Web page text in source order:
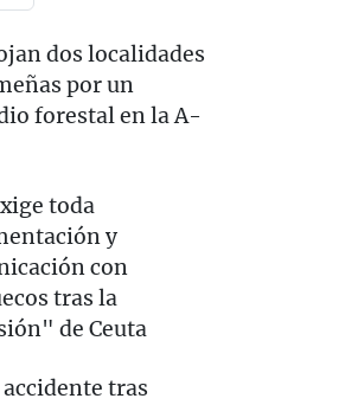
dos localidades
por un
forestal en la A-
toda
y
con
tras la
de Ceuta
accidente tras